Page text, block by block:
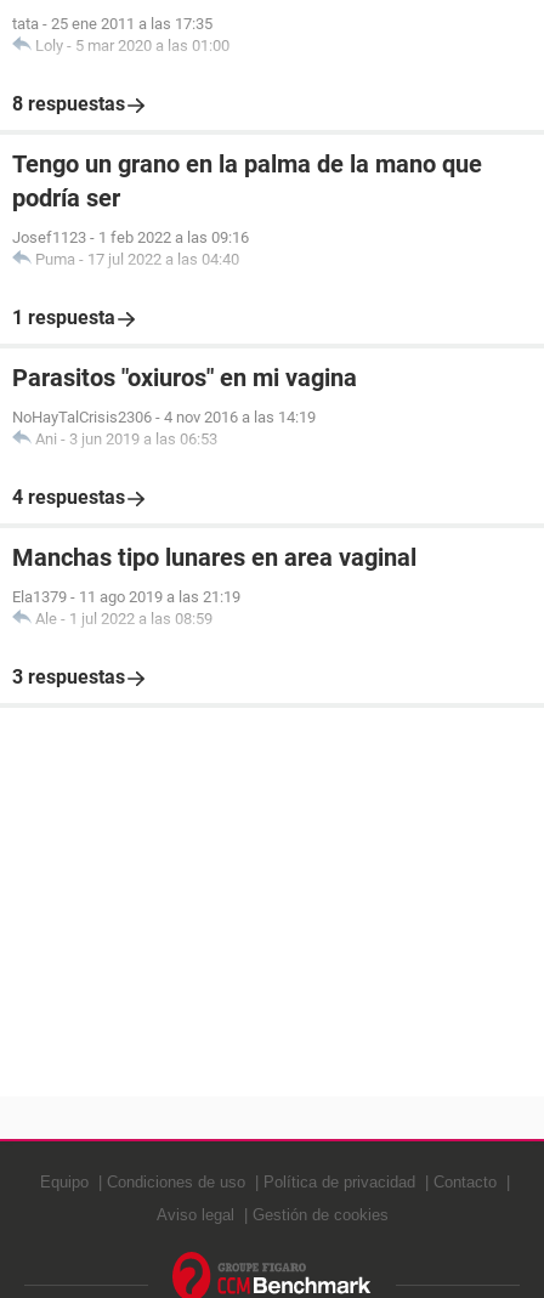
tata - 25 ene 2011 a las 17:35
Loly - 5 mar 2020 a las 01:00
8 respuestas
Tengo un grano en la palma de la mano que
podría ser
Josef1123 - 1 feb 2022 a las 09:16
Puma - 17 jul 2022 a las 04:40
1 respuesta
Parasitos "oxiuros" en mi vagina
NoHayTalCrisis2306 - 4 nov 2016 a las 14:19
Ani - 3 jun 2019 a las 06:53
4 respuestas
Manchas tipo lunares en area vaginal
Ela1379 - 11 ago 2019 a las 21:19
Ale - 1 jul 2022 a las 08:59
3 respuestas
Equipo Condiciones de uso Política de privacidad
Contacto
Aviso legal
Gestión de cookies